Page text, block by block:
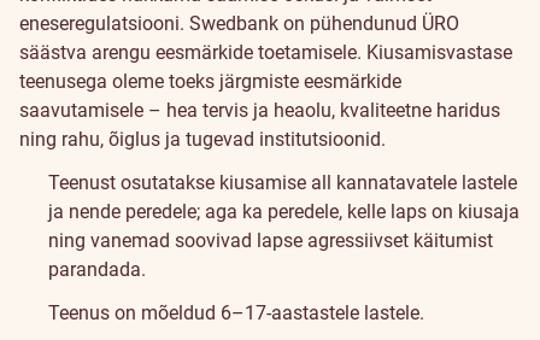
eneseregulatsiooni. Swedbank on pühendunud ÜRO
säästva arengu eesmärkide toetamisele. Kiusamisvastase
teenusega oleme toeks järgmiste eesmärkide
saavutamisele – hea tervis ja heaolu, kvaliteetne haridus
ning rahu, õiglus ja tugevad institutsioonid.
Teenust osutatakse kiusamise all kannatavatele lastele
ja nende peredele; aga ka peredele, kelle laps on kiusaja
ning vanemad soovivad lapse agressiivset käitumist
parandada.
Teenus on mõeldud 6–17-aastastele lastele.